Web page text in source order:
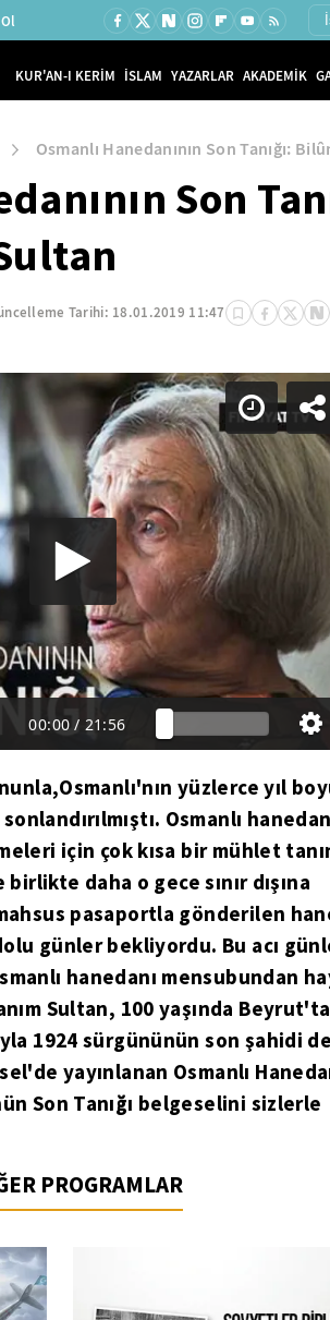
KUR'AN-I KERİM İSLAM YAZARLAR AKADEMİK
Osmanlı Hanedanının Son Tanığı:
Son
Tarihi: 18.01.2019 11:47
00:00 / 21:56
yüzlerce yıl
Osmanlı
için çok kısa bir mühlet
daha o gece sınır dışına
pasaportla gönderilen
günler bekliyordu. Bu acı
hanedanı mensubundan
Sultan, 100 yaşında
1924 sürgününün son şahidi de
yayınlanan Osmanlı
Son Tanığı belgeselini sizlerle
PROGRAMLAR